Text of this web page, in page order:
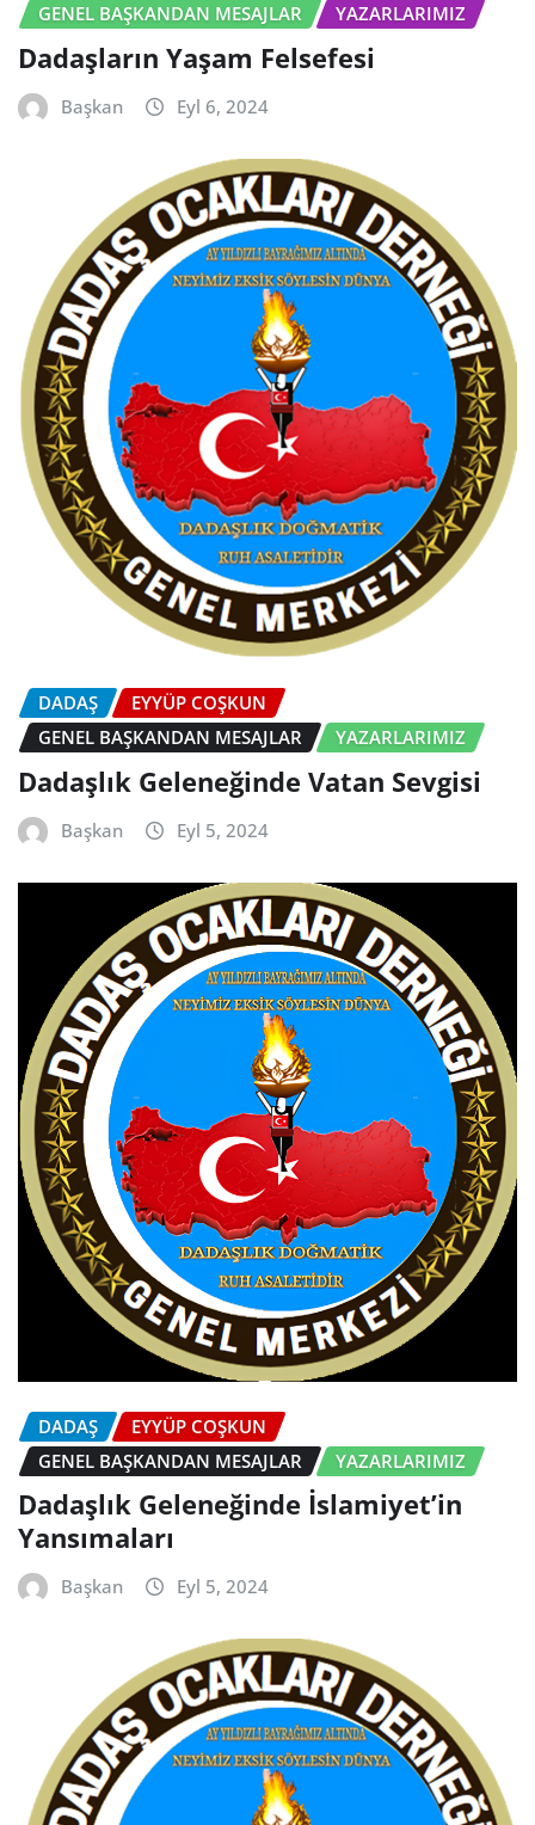
GENEL BAŞKANDAN MESAJLAR YAZARLARIMIZ
Dadaşların Yaşam Felsefesi
Başkan Eyl 6, 2024
DADAŞ
EYYÜP COŞKUN
GENEL BAŞKANDAN MESAJLAR
YAZARLARIMIZ
Dadaşlık Geleneğinde Vatan Sevgisi
Başkan Eyl 5, 2024
DADAŞ
EYYÜP COŞKUN
GENEL BAŞKANDAN MESAJLAR
YAZARLARIMIZ
Dadaşlık Geleneğinde İslamiyet’in
Yansımaları
Başkan Eyl 5, 2024